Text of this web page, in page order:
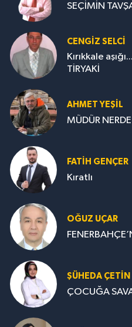
SEÇİMİN
CENGİZ SELCİ
Kırıkkale
TİRYAKİ
AHMET YEŞİL
MÜDÜR
FATIH GENÇER
Kıratlı
OĞUZ UÇAR
ŞÜHEDA ÇETİN
ÇOCUĞA